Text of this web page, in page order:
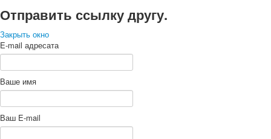
Отправить ссылку другу.
Закрыть окно
E-mail адресата
Ваше имя
Ваш E-mail